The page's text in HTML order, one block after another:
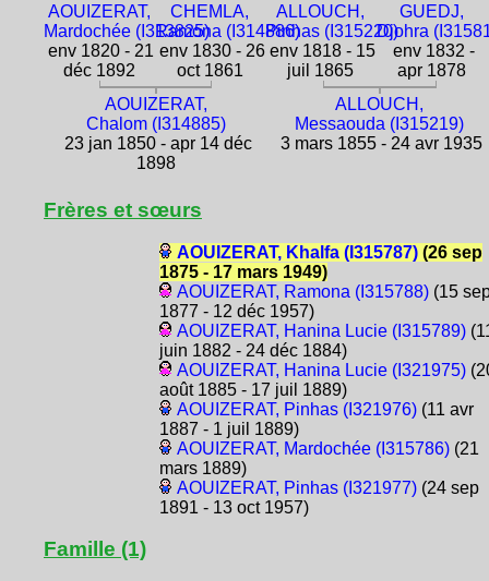
AOUIZERAT,
Mardochée (I313825)
env 1820 - 21
déc 1892
CHEMLA,
Ramona (I314886)
env 1830 - 26
oct 1861
ALLOUCH,
Pinhas (I315220)
env 1818 - 15
juil 1865
GUEDJ,
Djohra
env 1832 -
apr 1878
AOUIZERAT,
Chalom (I314885)
23 jan 1850 - apr 14 déc
1898
ALLOUCH,
Messaouda (I315219)
3 mars 1855 - 24 avr 1935
Frères et sœurs
AOUIZERAT, Khalfa (I315787)(26 sep
1875 - 17 mars 1949)
AOUIZERAT, Ramona (I315788)(15
1877 - 12 déc 1957)
AOUIZERAT, Hanina Lucie (I315789)
juin 1882 - 24 déc 1884)
AOUIZERAT, Hanina Lucie (I321975)
août 1885 - 17 juil 1889)
AOUIZERAT, Pinhas (I321976)(11 avr
1887 - 1 juil 1889)
AOUIZERAT, Mardochée (I315786)(21
mars 1889)
AOUIZERAT, Pinhas (I321977)(24 sep
1891 - 13 oct 1957)
Famille (1)